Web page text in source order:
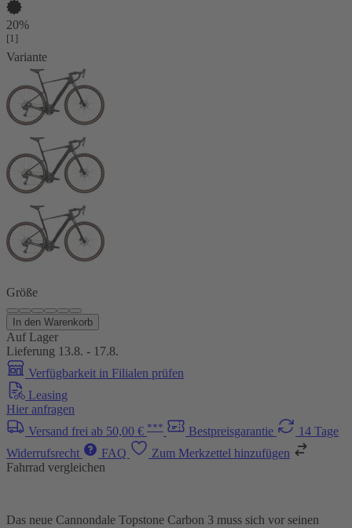
20%
[1]
Variante
Größe
In den Warenkorb
Auf Lager
Lieferung 13.8. - 17.8.
Verfügbarkeit in Filialen prüfen
Leasing
Hier anfragen
Versand frei ab 50,00 € *** Bestpreisgarantie
14 Tage
Widerrufsrecht
FAQ
Zum Merkzettel hinzufügen
Fahrrad vergleichen
Das neue Cannondale Topstone Carbon 3 muss sich vor seinen